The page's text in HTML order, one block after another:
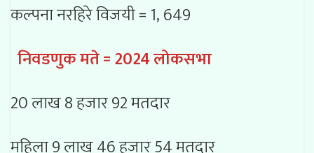
कल्पना नरहिरे विजयी = 1, 649
निवडणुक मते = 2024 लोकसभा
20 लाख 8 हजार 92 मतदार
महिला 9 लाख 46 हजार 54 मतदार